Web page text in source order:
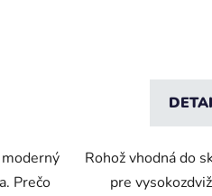
Prečo
Rohož vhodná do
pre